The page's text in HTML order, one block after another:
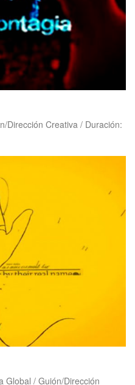
Dirección Creativa / Duración:
Global / Guión/Dirección